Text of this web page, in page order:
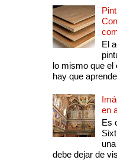
El
lo mismo que el
hay que
en
Es
debe dejar de